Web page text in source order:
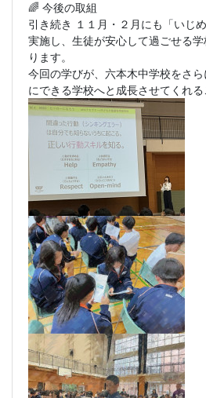
🌈 今後の取組
引き続き １１月・２月にも「いじ
実施し、生徒が安心して過ごせる
ります。
今回の学びが、六本木中学校をさ
にできる学校へと成長させてくれる